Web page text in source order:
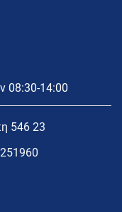
08:30-14:00
546 23